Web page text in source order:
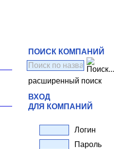
ПОИСК КОМПАНИЙ
расширенный поиск
ВХОД
ДЛЯ КОМПАНИЙ
Логин
Пароль